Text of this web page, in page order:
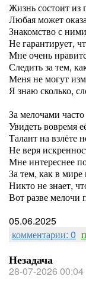
Жизнь состоит из
Любая может
Знакомство с
Не гарантирует,
Мне очень
Следить за тем,
Меня не могут
Я знаю сколько,
За мелочами часто
Увидеть вовремя
Талант на взлёте
Не веря
Мне интереснее
За тем, как в
Никто не знает,
Вот разве мелочи
05.06.2025
комментарии: 0
Незадача
28-07-2026 00:04